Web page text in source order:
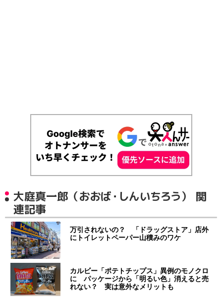
大庭真一郎（おおば・しんいちろう） 関
連記事
万引されないの？ 「ドラッグストア」店外
にトイレットペーパー山積みのワケ
カルビー「ポテトチップス」異例のモノクロ
に パッケージから「明るい色」消えると売
れない？ 実は意外なメリットも